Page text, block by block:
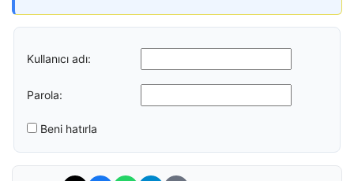
Kullanıcı adı:
Parola:
Beni hatırla